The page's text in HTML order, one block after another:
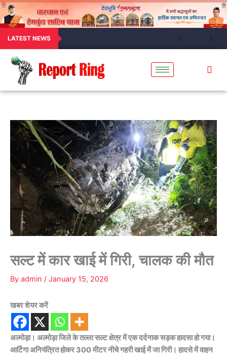
LATEST NEWS
सल्ट में कार खाई में गिरी, चालक की मौत
By admin / January 15, 2026
खबर शेयर करें
अल्मोड़ा। अल्मोड़ा जिले के तल्ला सल्ट क्षेत्र में एक दर्दनाक सड़क हादसा हो गया।
आर्टिगा अनियंत्रित होकर 300 मीटर नीचे गहरी खाई में जा गिरी। हादसे में वाहन